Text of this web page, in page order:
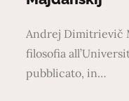
Andrej Dimitrievič
filosofia
pubblicato, in…